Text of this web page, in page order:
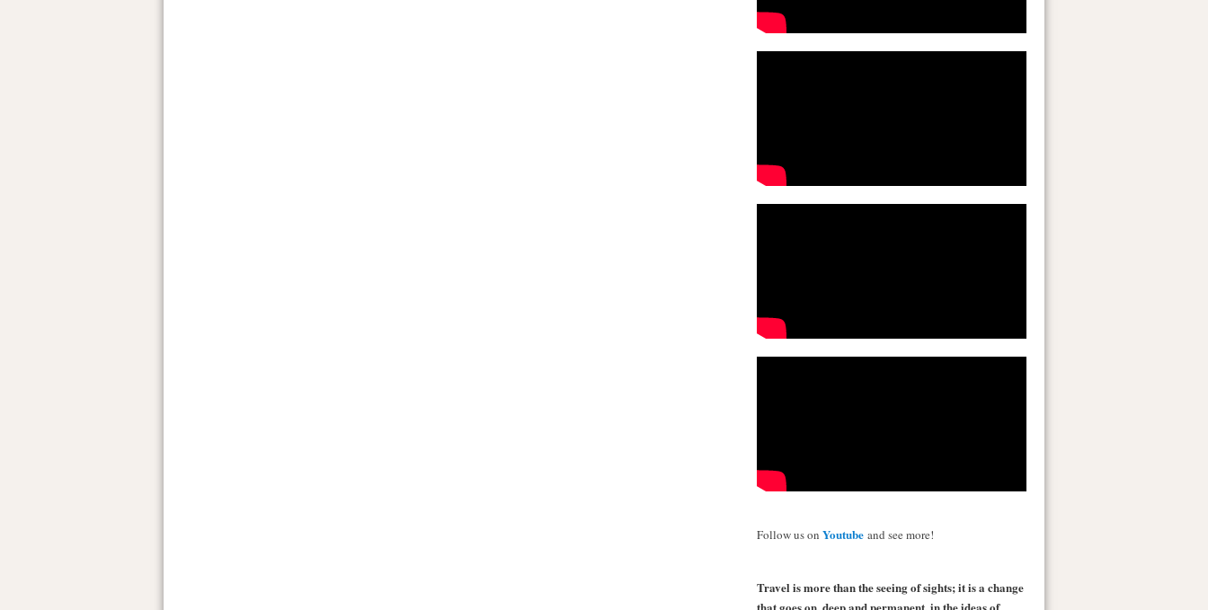
Follow us on Youtube and see more!
Travel is more than the seeing of sights; it is a change
that goes on, deep and permanent, in the ideas of